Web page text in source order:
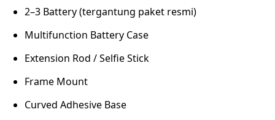
2–3 Battery (tergantung paket resmi)
Multifunction Battery Case
Extension Rod / Selfie Stick
Frame Mount
Curved Adhesive Base